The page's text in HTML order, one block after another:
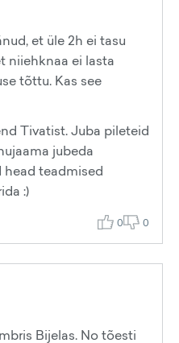
et üle 2h ei tasu
niiehknaa ei lasta
tõttu. Kas see
Tivatist. Juba pileteid
jubeda
head teadmised
:)
0 0
Bijelas. No tõesti